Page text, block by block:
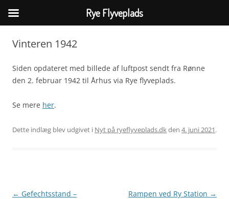
Hop
indhold
Vinteren 1942
Siden opdateret med billede af luftpost sendt fra Rønne
den 2. februar 1942 til Århus via Rye flyveplads.
Se mere her.
Dette indlæg blev udgivet i Nyt på ryeflyveplads.dkden 4. juni 2021.
Indlægsnavigation
← Gefechtsstand –
Rampen ved Ry Station →
Rye Flyveplads